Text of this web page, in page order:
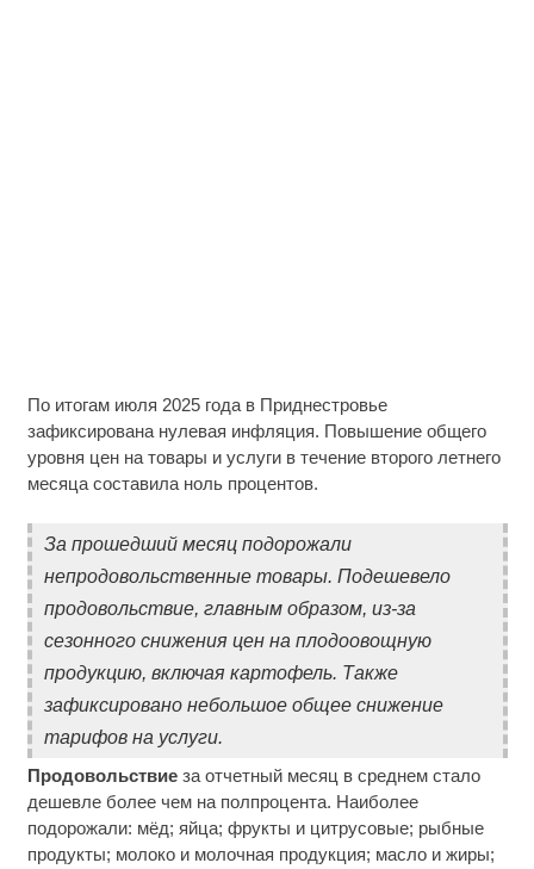
По итогам июля 2025 года в Приднестровье
зафиксирована нулевая инфляция. Повышение общего
уровня цен на товары и услуги в течение второго летнего
месяца составила ноль процентов.
За прошедший месяц подорожали
непродовольственные товары. Подешевело
продовольствие, главным образом, из-за
сезонного снижения цен на плодоовощную
продукцию, включая картофель. Также
зафиксировано небольшое общее снижение
тарифов на услуги.
Продовольствиеза отчетный месяц в среднем стало
дешевле более чем на полпроцента. Наиболее
подорожали: мёд; яйца; фрукты и цитрусовые; рыбные
продукты; молоко и молочная продукция; масло и жиры;